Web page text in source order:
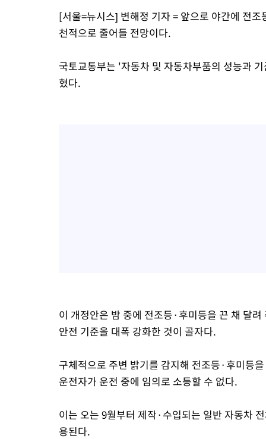
[서울=뉴시스] 변해정 기자 = 앞으로 야간에 전
천적으로 줄어들 전망이다.
국토교통부는 '자동차 및 자동차부품의 성능과
혔다.
이 개정안은 밤 중에 전조등·후미등을 끈 채 달
안전 기준을 대폭 강화한 것이 골자다.
구체적으로 주변 밝기를 감지해 전조등·후미등
운전자가 운전 중에 임의로 소등할 수 없다.
이는 오는 9월부터 제작·수입되는 일반 자동차
용된다.